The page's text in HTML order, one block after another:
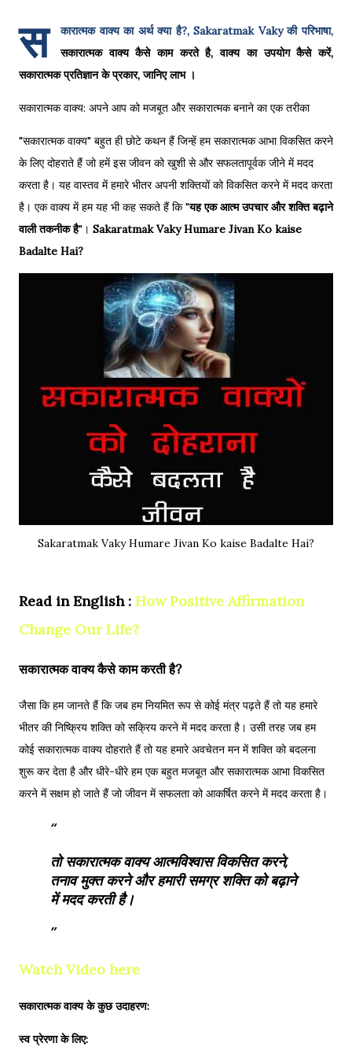
स
कारात्मक वाक्य का अर्थ क्या है?, Sakaratmak Vaky की परिभाषा,
सकारात्मक वाक्य कैसे काम करते है, वाक्य का उपयोग कैसे करें,
सकारात्मक प्रतिज्ञान के प्रकार, जानिए लाभ ।
सकारात्मक वाक्य: अपने आप को मजबूत और सकारात्मक बनाने का एक तरीका
"सकारात्मक वाक्य" बहुत ही छोटे कथन हैं जिन्हें हम सकारात्मक आभा विकसित करने
के लिए दोहराते हैं जो हमें इस जीवन को खुशी से और सफलतापूर्वक जीने में मदद
करता है। यह वास्तव में हमारे भीतर अपनी शक्तियों को विकसित करने में मदद करता
है। एक वाक्य में हम यह भी कह सकते हैं कि "यह एक आत्म उपचार और शक्ति बढ़ाने
वाली तकनीक है"। Sakaratmak Vaky Humare Jivan Ko kaise
Badalte Hai?
Sakaratmak Vaky Humare Jivan Ko kaise Badalte Hai?
Read in English : How Positive Affirmation
Change Our Life?
सकारात्मक वाक्य कैसे काम करती है?
जैसा कि हम जानते हैं कि जब हम नियमित रूप से कोई मंत्र पढ़ते हैं तो यह हमारे
भीतर की निष्क्रिय शक्ति को सक्रिय करने में मदद करता है। उसी तरह जब हम
कोई सकारात्मक वाक्य दोहराते हैं तो यह हमारे अवचेतन मन में शक्ति को बदलना
शुरू कर देता है और धीरे-धीरे हम एक बहुत मजबूत और सकारात्मक आभा विकसित
करने में सक्षम हो जाते हैं जो जीवन में सफलता को आकर्षित करने में मदद करता है।
तो सकारात्मक वाक्य आत्मविश्वास विकसित करने,
तनाव मुक्त करने और हमारी समग्र शक्ति को बढ़ाने
में मदद करती है।
Watch Video here
सकारात्मक वाक्य के कुछ उदाहरण:
स्व प्रेरणा के लिए: